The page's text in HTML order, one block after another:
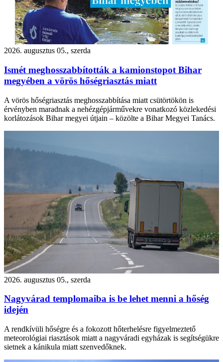
2026. augusztus 05., szerda
Ismét meghosszabbították a kamionstopot Bihar
megyében a vörös hőségriasztás miatt
A vörös hőségriasztás meghosszabbítása miatt csütörtökön is
érvényben maradnak a nehézgépjárművekre vonatkozó közlekedési
korlátozások Bihar megyei útjain – közölte a Bihar Megyei Tanács.
2026. augusztus 05., szerda
Nagyvárad templomaiba is be lehet menni a hőség
idején
A rendkívüli hőségre és a fokozott hőterhelésre figyelmeztető
meteorológiai riasztások miatt a nagyváradi egyházak is segítségükre
sietnek a kánikula miatt szenvedőknek.